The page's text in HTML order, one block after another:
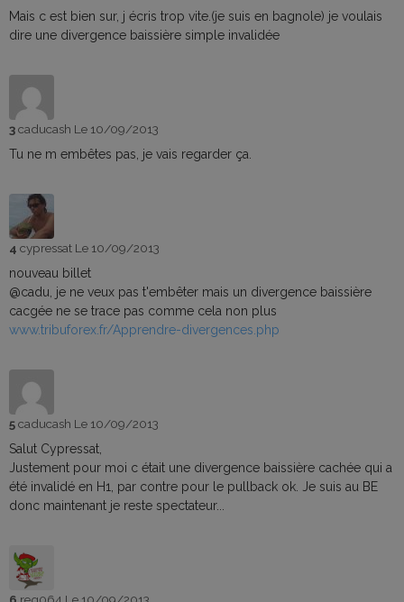
Mais c est bien sur, j écris trop vite.(je suis en bagnole) je voulais
dire une divergence baissière simple invalidée
3caducash Le 10/09/2013
Tu ne m embêtes pas, je vais regarder ça.
4 cypressat Le 10/09/2013
nouveau billet
@cadu, je ne veux pas t'embêter mais un divergence baissière
cacgée ne se trace pas comme cela non plus
www.tribuforex.fr/Apprendre-divergences.php
5caducash Le 10/09/2013
Salut Cypressat,
Justement pour moi c était une divergence baissière cachée qui a
été invalidé en H1, par contre pour le pullback ok. Je suis au BE
donc maintenant je reste spectateur...